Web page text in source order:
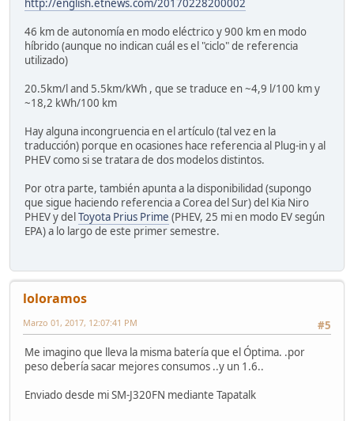
http://english.etnews.com/20170228200002
46 km de autonomía en modo eléctrico y 900 km en modo
híbrido (aunque no indican cuál es el "ciclo" de referencia
utilizado)
20.5km/l and 5.5km/kWh , que se traduce en ~4,9 l/100 km y
~18,2 kWh/100 km
Hay alguna incongruencia en el artículo (tal vez en la
traducción) porque en ocasiones hace referencia al Plug-in y al
PHEV como si se tratara de dos modelos distintos.
Por otra parte, también apunta a la disponibilidad (supongo
que sigue haciendo referencia a Corea del Sur) del Kia Niro
PHEV y delToyota Prius Prime (PHEV, 25 mi en modo EV según
EPA) a lo largo de este primer semestre.
loloramos
#5
Marzo 01, 2017, 12:07:41 PM
Me imagino que lleva la misma batería que el Óptima. .por
peso debería sacar mejores consumos ..y un 1.6..
Enviado desde mi SM-J320FN mediante Tapatalk